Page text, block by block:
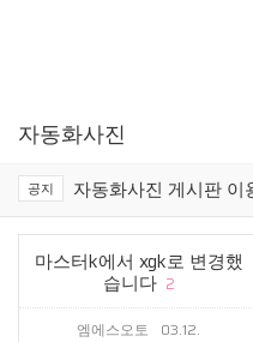
자동화사진
공지 자동화사진 게시판 이
마스터k에서 xgk로 변경했
습니다 2
엠에스오토 03.12.